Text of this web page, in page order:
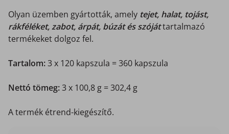
Olyan üzemben gyártották, amely tejet, halat, tojást,
rákféléket, zabot, árpát, búzát és szójáttartalmazó
termékeket dolgoz fel.
Tartalom:3 x 120 kapszula = 360 kapszula
Nettó tömeg:3 x 100,8 g = 302,4 g
A termék étrend-kiegészítő.